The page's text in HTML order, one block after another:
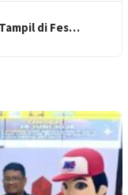
di Fes…